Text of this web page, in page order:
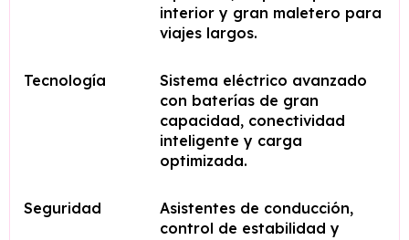
interior y gran maletero para
viajes largos.
Tecnología
Sistema eléctrico avanzado
con baterías de gran
capacidad, conectividad
inteligente y carga
optimizada.
Seguridad
Asistentes de conducción,
control de estabilidad y